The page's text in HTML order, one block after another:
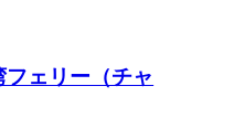
フェリー（チャ